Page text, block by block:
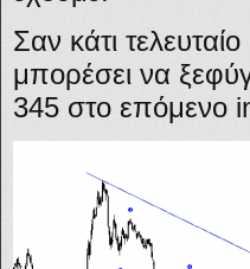
Σαν κάτι
μπορέσει να
345 στο επόμενο